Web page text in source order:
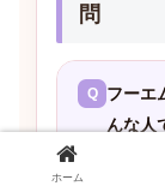
問
フーエ
んな人
派手な
ホーム